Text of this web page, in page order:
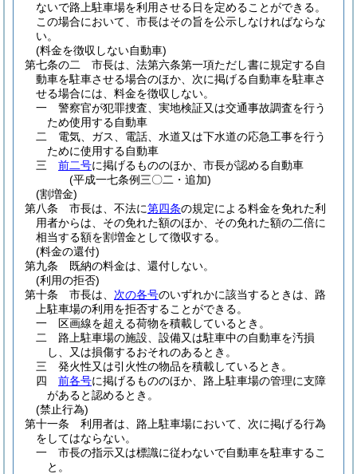
ないで路上駐車場を利用させる日を定めることができる。
この場合において、市長はその旨を公示しなければならな
い。
(料金を徴収しない自動車)
第七条の二
市長は、法第六条第一項ただし書に規定する自
動車を駐車させる場合のほか、次に掲げる自動車を駐車さ
せる場合には、料金を徴収しない。
一
警察官が犯罪捜査、実地検証又は交通事故調査を行う
ため使用する自動車
二
電気、ガス、電話、水道又は下水道の応急工事を行う
ために使用する自動車
三
前二号に掲げるもののほか、市長が認める自動車
(平成一七条例三〇二・追加)
(割増金)
第八条
市長は、不法に第四条の規定による料金を免れた利
用者からは、その免れた額のほか、その免れた額の二倍に
相当する額を割増金として徴収する。
(料金の還付)
第九条
既納の料金は、還付しない。
(利用の拒否)
第十条
市長は、 次の各号のいずれかに該当するときは、路
上駐車場の利用を拒否することができる。
一
区画線を超える荷物を積載しているとき。
二
路上駐車場の施設、設備又は駐車中の自動車を汚損
し、又は損傷するおそれのあるとき。
三
発火性又は引火性の物品を積載しているとき。
四
前各号に掲げるもののほか、路上駐車場の管理に支障
があると認めるとき。
(禁止行為)
第十一条
利用者は、路上駐車場において、次に掲げる行為
をしてはならない。
一
市長の指示又は標識に従わないで自動車を駐車するこ
と。